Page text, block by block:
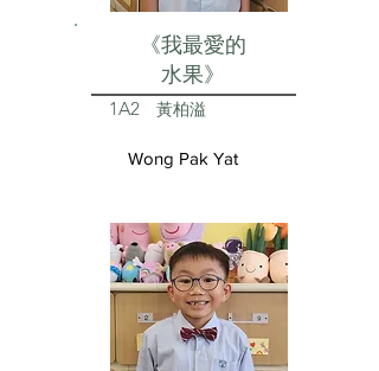
《我最愛的
水果》
1A2 黃柏溢
Wong Pak Yat